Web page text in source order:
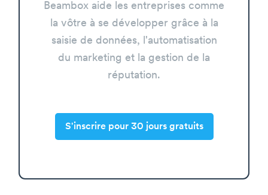
Beambox aide les entreprises comme
la vôtre à se développer grâce à la
saisie de données, l'automatisation
du marketing et la gestion de la
réputation.
S'inscrire pour 30 jours gratuits